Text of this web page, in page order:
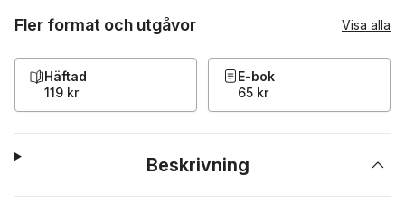
Fler format och utgåvor Visa alla
Häftad
119 kr
E-bok
65 kr
Beskrivning